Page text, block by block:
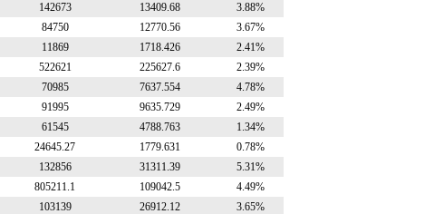
142673 13409.68
3.88%
84750 12770.56
3.67%
11869 1718.426
2.41%
522621 225627.6
2.39%
70985 7637.554
4.78%
91995 9635.729
2.49%
61545 4788.763
1.34%
24645.27 1779.631
0.78%
132856 31311.39
5.31%
805211.1 109042.5
4.49%
103139 26912.12
3.65%